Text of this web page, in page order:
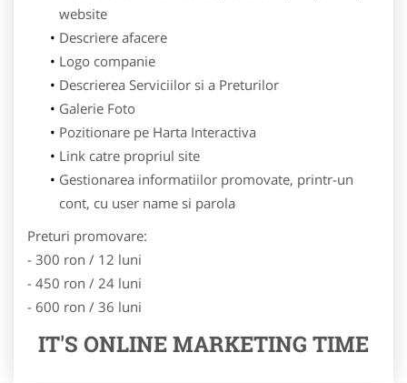
website
Descriere afacere
Logo companie
Descrierea Serviciilor si a Preturilor
Galerie Foto
Pozitionare pe Harta Interactiva
Link catre propriul site
Gestionarea informatiilor promovate, printr-un
cont, cu user name si parola
Preturi promovare:
- 300 ron / 12 luni
- 450 ron / 24 luni
- 600 ron / 36 luni
IT'S ONLINE MARKETING TIME